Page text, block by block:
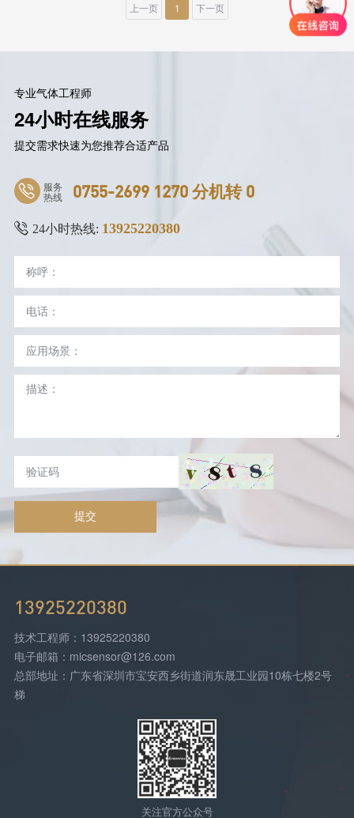
上一页 1 下一页
专业气体工程师
24小时在线服务
提交需求快速为您推荐合适产品
服务
热线 0755-2699 1270 分机转 0
24小时热线: 13925220380
提交
13925220380
技术工程师：13925220380
电子邮箱：micsensor@126.com
总部地址：广东省深圳市宝安西乡街道润东晟工业园10栋七楼2号
梯
关注官方公众号